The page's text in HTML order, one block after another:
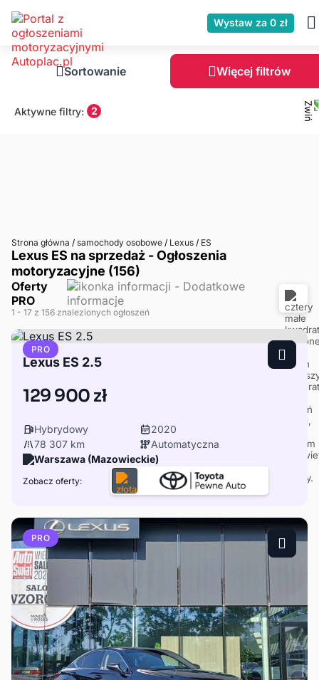
Wystaw za 0 zł
Sortowanie Więcej filtrów
Aktywne filtry: 2
Strona główna / samochody osobowe / Lexus / ES
Lexus ES na sprzedaż - Ogłoszenia
motoryzacyjne (156)
Oferty
PRO
1 - 17 z 156 znalezionych ogłoszeń
PRO
Lexus ES 2.5
129 900 zł
Hybrydowy
2020
78 307 km
Automatyczna
Warszawa (Mazowieckie)
Zobacz oferty:
PRO